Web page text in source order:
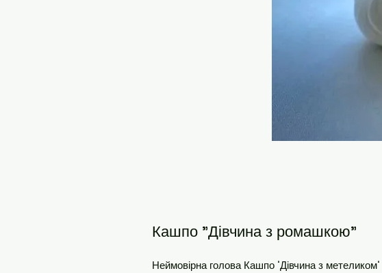
Кашпо "Дівчина з ромашкою"
Неймовірна голова Кашпо "Дівчина з метеликом"